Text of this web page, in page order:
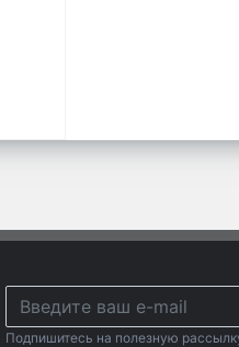
Подпишитесь на полезную